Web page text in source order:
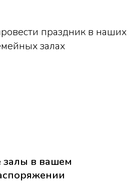
праздник в наших
залах
залы в вашем